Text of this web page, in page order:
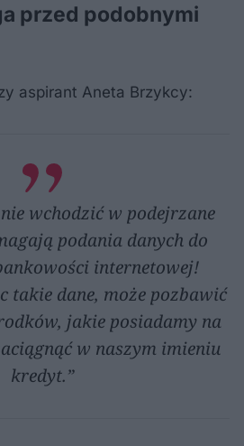
przed podobnymi
aspirant Aneta Brzykcy:
wchodzić w podejrzane
podania danych do
internetowej!
takie dane, może pozbawić
jakie posiadamy na
w naszym imieniu
kredyt.”